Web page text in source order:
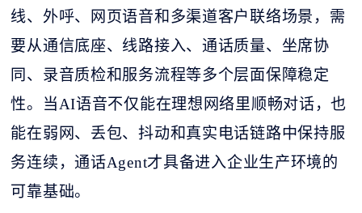
线、外呼、网页语音和多渠道客户联络场景，需
要从通信底座、线路接入、通话质量、坐席协
同、录音质检和服务流程等多个层面保障稳定
性。当AI语音不仅能在理想网络里顺畅对话，也
能在弱网、丢包、抖动和真实电话链路中保持服
务连续，通话Agent才具备进入企业生产环境的
可靠基础。